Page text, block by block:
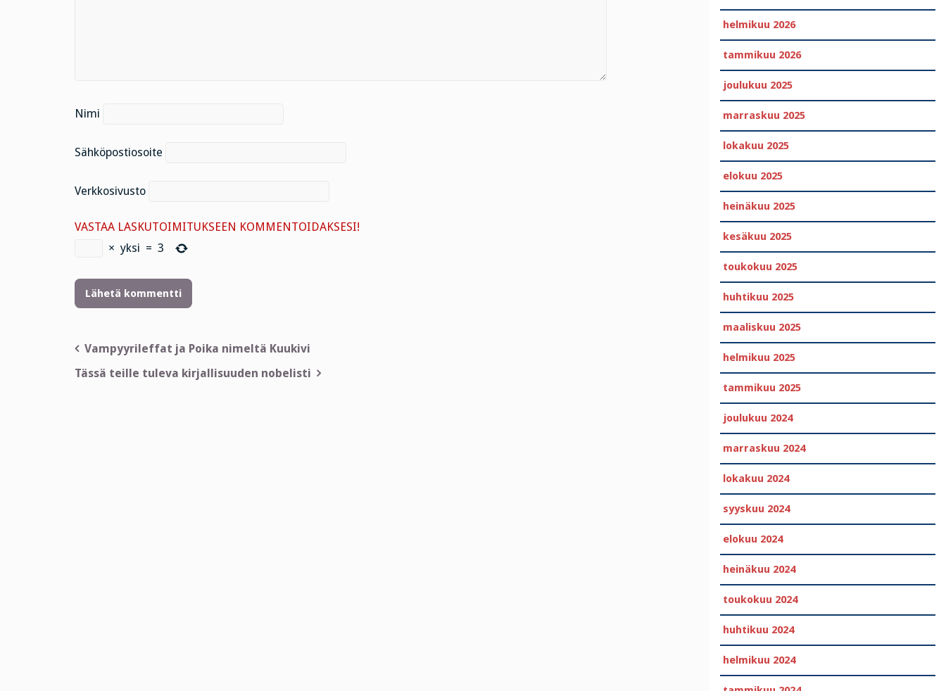
Nimi
Sähköpostiosoite
Verkkosivusto
VASTAA LASKUTOIMITUKSEEN KOMMENTOIDAKSESI!
× yksi = 3
Artikkelien
selaus
Vampyyrileffat ja Poika nimeltä Kuukivi
Tässä teille tuleva kirjallisuuden nobelisti
helmikuu 2026
tammikuu 2026
joulukuu 2025
marraskuu 2025
lokakuu 2025
elokuu 2025
heinäkuu 2025
kesäkuu 2025
toukokuu 2025
huhtikuu 2025
maaliskuu 2025
helmikuu 2025
tammikuu 2025
joulukuu 2024
marraskuu 2024
lokakuu 2024
syyskuu 2024
elokuu 2024
heinäkuu 2024
toukokuu 2024
huhtikuu 2024
helmikuu 2024